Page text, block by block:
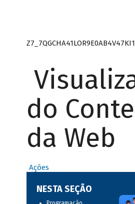
do
da Web
Ações
NESTA SEÇÃO